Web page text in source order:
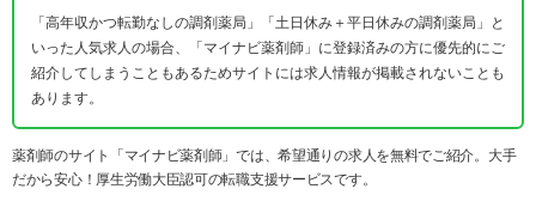
「高年収かつ転勤なしの調剤薬局」「土日休み＋平日休みの調剤薬局」と
いった人気求人の場合、「マイナビ薬剤師」に登録済みの方に優先的にご
紹介してしまうこともあるためサイトには求人情報が掲載されないことも
あります。
薬剤師のサイト「マイナビ薬剤師」では、希望通りの求人を無料でご紹介。大手
だから安心！厚生労働大臣認可の転職支援サービスです。